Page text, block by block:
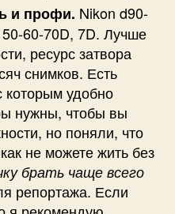
и профи. Nikon d90-
60-70D, 7D. Лучше
ресурс затвора
снимков. Есть
которым удобно
нужны, чтобы вы
но поняли, что
не можете жить без
брать чаще всего
репортажа. Если